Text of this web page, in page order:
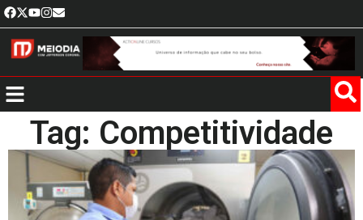
Tag: Competitividade